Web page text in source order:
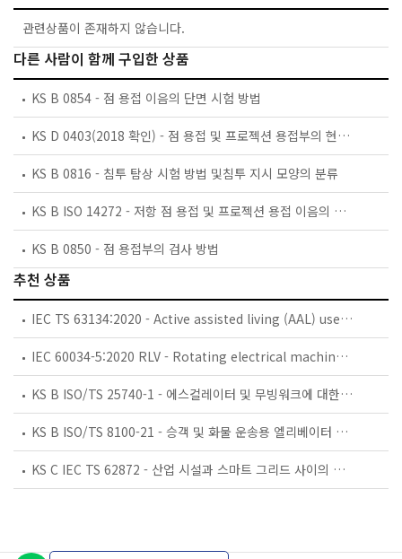
관련상품이 존재하지 않습니다.
다른 사람이 함께 구입한 상품
KS B 0854 - 점 용접 이음의 단면 시험 방법
KS D 0403(2018 확인) - 점 용접 및 프로젝션 용접부의 현장 시험 방법
KS B 0816 - 침투 탐상 시험 방법 및침투 지시 모양의 분류
KS B ISO 14272 - 저항 점 용접 및 프로젝션 용접 이음의 ＋자 인장시험에 대한 시험편 치수 및 시험방법
KS B 0850 - 점 용접부의 검사 방법
추천 상품
IEC TS 63134:2020 - Active assisted living (AAL) use cases
IEC 60034-5:2020 RLV - Rotating electrical machines - Part 5: Degrees of protection provided by the integral design of rotating electrical machines (IP code) - Classification
KS B ISO/TS 25740-1 - 에스컬레이터 및 무빙워크에 대한 안전요건 — 제1부: 세계공통 필수 안전요건(GESRs)
KS B ISO/TS 8100-21 - 승객 및 화물 운송용 엘리베이터 —제21부: 세계공통 필수안전요건(GESRs)을 충족하는 세계공통 안전 파라미터(GSPs)
KS C IEC TS 62872 - 산업 시설과 스마트 그리드 사이의 산업 공정 측정, 제어 및 자동화 시스템 인터페이스